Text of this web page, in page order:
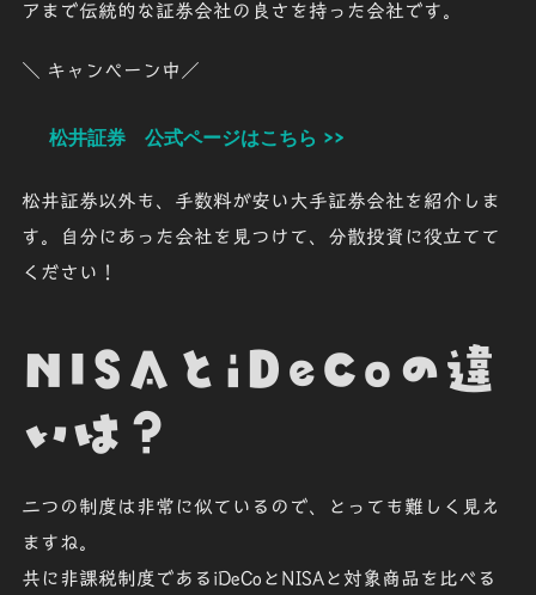
アまで伝統的な証券会社の良さ を持った会社です。
＼ キャンペーン中／
松井証券 公式ページはこちら >>
松井証券以外も、手数料が安い大手証券会社を紹介しま
す。自分にあった会社を見つけて、分散投資に役立てて
ください！
NISAとiDeCoの違
いは？
二つの制度は非常に似ているので、とっても難しく見え
ますね。
共に非課税制度である iDeCoとNISAと対象商品を比べる